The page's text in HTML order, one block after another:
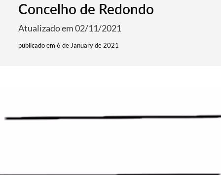
Concelho de Redondo
Atualizado em 02/11/2021
publicado em 6 de January de 2021